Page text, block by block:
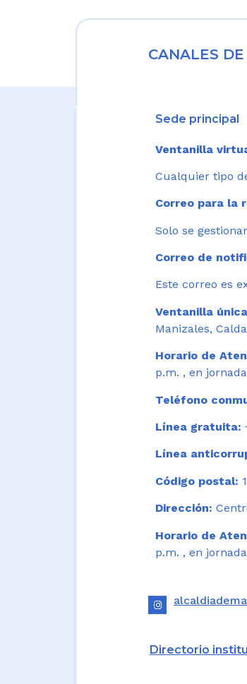
CANALES
Sede principal
Ventanilla
Cualquier tipo
Correo para la
Solo se
Correo de
Este correo es
Ventanilla
Manizales,
Horario de
p.m. , en
Teléfono
Línea gratuita:
Línea
Código postal:
Dirección:
Horario de
p.m. , en
Directorio